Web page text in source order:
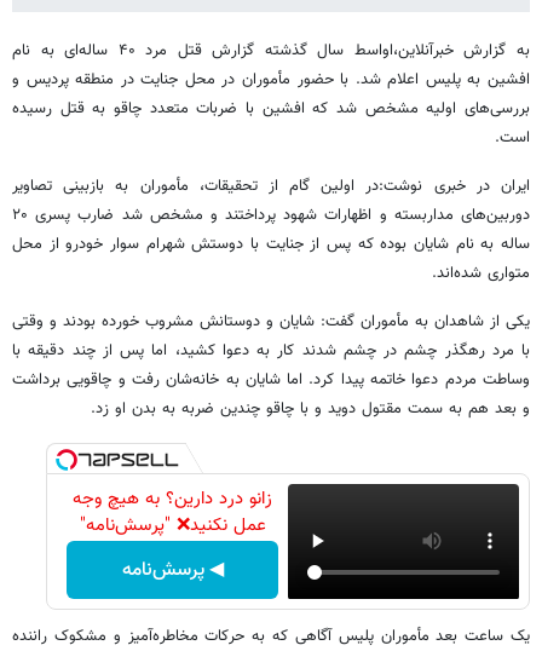
به گزارش خبرآنلاین،اواسط سال گذشته گزارش قتل مرد ۴۰ ساله‌ای به نام
افشین به پلیس اعلام شد. با حضور مأموران در محل جنایت در منطقه پردیس و
بررسی‌های اولیه مشخص شد که افشین با ضربات متعدد چاقو به قتل رسیده
است.
ایران در خبری نوشت:در اولین گام از تحقیقات، مأموران به بازبینی تصاویر
دوربین‌های مداربسته و اظهارات شهود پرداختند و مشخص شد ضارب پسری ۲۰
ساله به نام شایان بوده که پس از جنایت با دوستش شهرام سوار خودرو از محل
متواری شده‌اند.
یکی از شاهدان به مأموران گفت: شایان و دوستانش مشروب خورده بودند و وقتی
با مرد رهگذر چشم در چشم شدند کار به دعوا کشید، اما پس از چند دقیقه با
وساطت مردم دعوا خاتمه پیدا کرد. اما شایان به خانه‌شان رفت و چاقویی برداشت
و بعد هم به سمت مقتول دوید و با چاقو چندین ضربه به بدن او زد.
زانو درد دارین؟ به هیچ وجه
عمل نکنید❌ "پرسش‌نامه"
◀ پرسش‌نامه
یک ساعت بعد مأموران پلیس آگاهی که به حرکات مخاطره‌آمیز و مشکوک راننده